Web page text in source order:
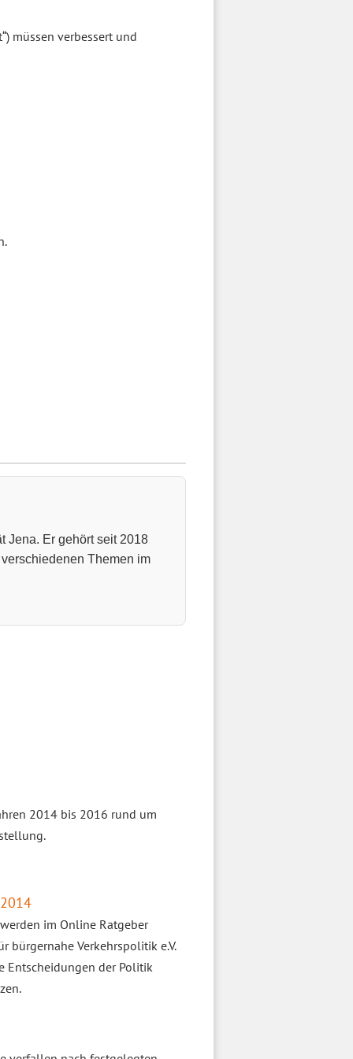
müssen verbessert und
Jena. Er gehört seit 2018
Themen im
2014 bis 2016 rund um
im Online Ratgeber
bürgernahe Verkehrspolitik e.V.
Entscheidungen der Politik